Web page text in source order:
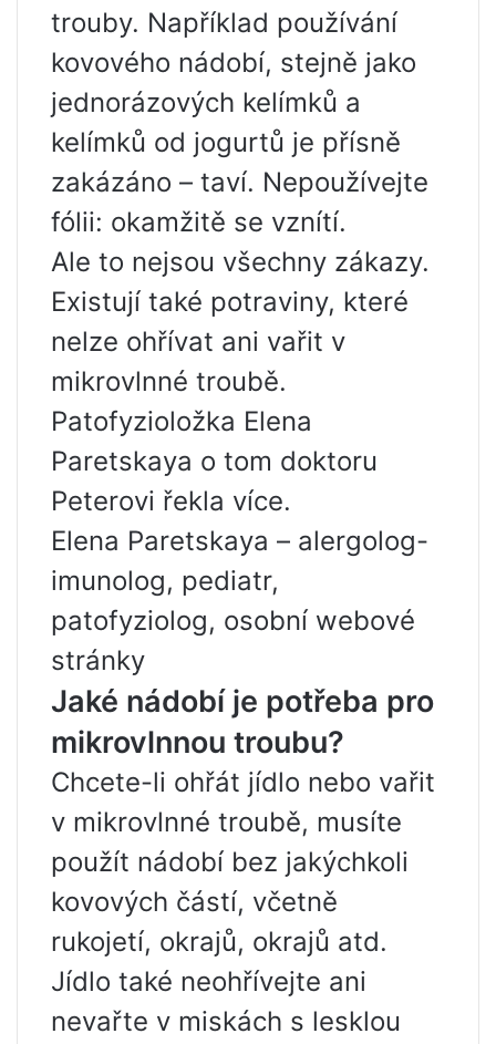
trouby. Například používání
kovového nádobí, stejně jako
jednorázových kelímků a
kelímků od jogurtů je přísně
zakázáno – taví. Nepoužívejte
fólii: okamžitě se vznítí.
Ale to nejsou všechny zákazy.
Existují také potraviny, které
nelze ohřívat ani vařit v
mikrovlnné troubě.
Patofyzioložka Elena
Paretskaya o tom doktoru
Peterovi řekla více.
Elena Paretskaya – alergolog-
imunolog, pediatr,
patofyziolog, osobní webové
stránky
Jaké nádobí je potřeba pro
mikrovlnnou troubu?
Chcete-li ohřát jídlo nebo vařit
v mikrovlnné troubě, musíte
použít nádobí bez jakýchkoli
kovových částí, včetně
rukojetí, okrajů, okrajů atd.
Jídlo také neohřívejte ani
nevařte v miskách s lesklou